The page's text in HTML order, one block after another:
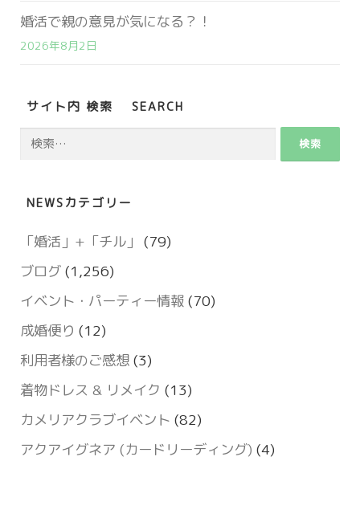
婚活で親の意見が気になる？！
2026年8月2日
サイト内 検索 SEARCH
検
NEWSカテゴリー
「婚活」+「チル」 (79)
ブログ (1,256)
イベント・パーティー情報 (70)
成婚便り (12)
利用者様のご感想 (3)
着物ドレス & リメイク (13)
カメリアクラブイベント (82)
アクアイグネア (カードリーディング) (4)